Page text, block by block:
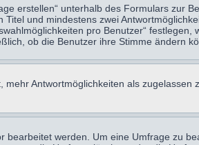
erstellen“ unterhalb des Formulars zur
und mindestens zwei
pro Benutzer“ festlegen,
ob die Benutzer ihre Stimme ändern
Antwortmöglichkeiten als zugelassen
werden. Um eine Umfrage zu